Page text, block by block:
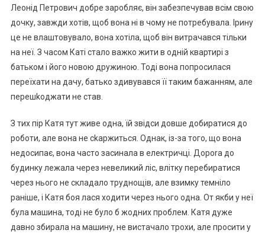
Леонід Петрович добре заробляє, він забезпечував всім свою
дочку, завжди хотів, щоб вона ні в чому не потребувала. Ірину
це не влаштовувало, вона хотіла, щоб він витрачався тільки
на неї. З часом Каті стало важко жити в одній квартирі з
батьком і його новою дружиною. Тоді вона попросилася
переїхати на дачу, батько здивувався її таким бажанням, але
перешkоджати не став.
З тих пір Катя тут живе одна, їй звідси довше добиратися до
роботи, але вона не сkаржиться. Однак, із-за того, що вона
недосипає, вона часто засинала в електричці. Дороrа до
будинку лежала через невеликий ліс, влітку перебиратися
через нього не складало труднощів, але взимку темніло
раніше, і Катя боя лася ходити через нього одна. От якби у неї
була машина, тоді не було б жодних проблем. Катя дуже
давно збирала на машину, не вистачало трохи, але просити у